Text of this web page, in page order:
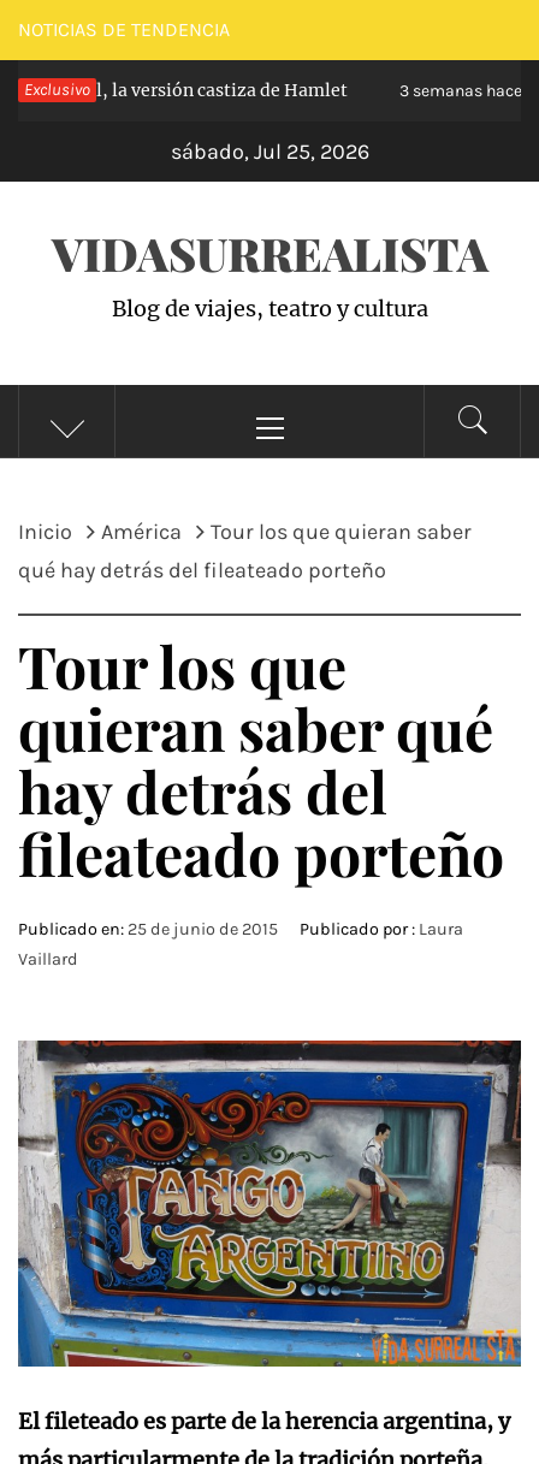
Saltar
al
contenido
NOTICIAS DE TENDENCIA
Exclusivo
la versión castiza de Hamlet 3 semanas hace
sábado, Jul 25, 2026
VIDASURREALISTA
Blog de viajes, teatro y cultura
principal
Inicio América
Tour los que quieran saber
qué hay detrás del fileateado porteño
Tour los que
quieran saber qué
hay detrás del
fileateado porteño
Publicado en: 25 de junio de 2015 Publicado por : Laura
Vaillard
El fileteado es parte de la herencia argentina, y